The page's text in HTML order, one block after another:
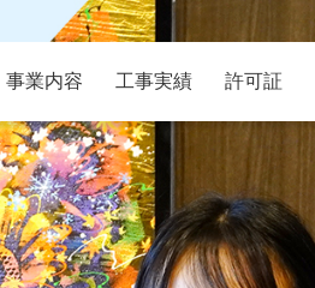
会社概要
事業内容
原状回復工事
工事実績 許可証
採用ご応募